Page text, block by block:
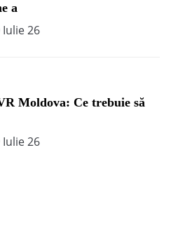
a
Iulie 26
Moldova: Ce trebuie să
Iulie 26